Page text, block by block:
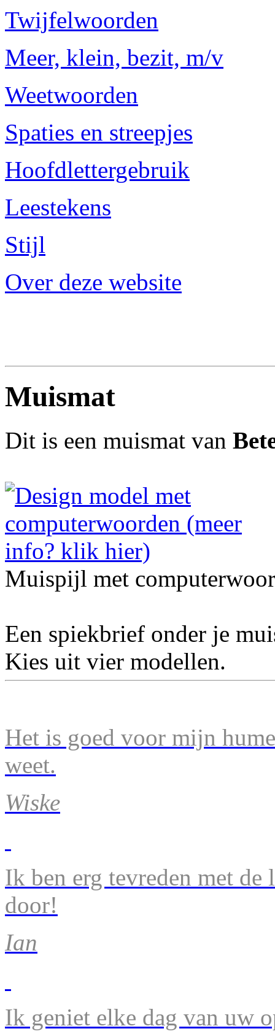
Twijfelwoorden
Meer, klein, bezit, m/v
Weetwoorden
Spaties en streepjes
Hoofdlettergebruik
Leestekens
Stijl
Over deze website
Muismat
Dit is een muismat van
Muispijl met
Een spiekbrief onder je
Kies uit vier modellen.
Het is goed voor mijn
weet.
Wiske
Ik ben erg tevreden met de
door!
Ian
Ik geniet elke dag van uw